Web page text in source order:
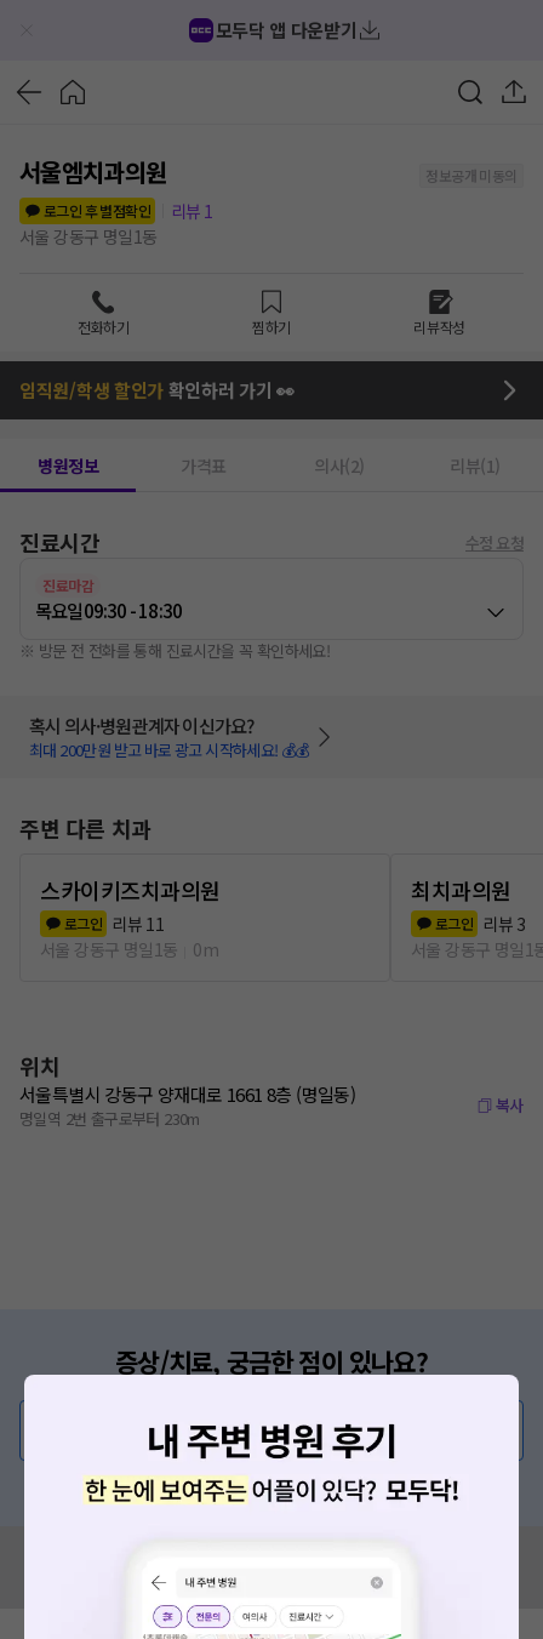
모두닥 앱 다운받기
서울엠치과의원
정보공개 미동의
로그인 후 별점확인
리뷰 1
서울 강동구 명일1동
전화하기 찜하기 리뷰작성
임직원/학생 할인가확인하러 가기 👀
병원정보 가격표 의사(2) 리뷰(1)
진료시간 수정 요청
진료마감
목요일09:30 - 18:30
※ 방문 전 전화를 통해 진료시간을 꼭 확인하세요!
혹시 의사·병원관계자 이신가요?
최대 200만원 받고 바로 광고 시작하세요! 💰💰
주변 다른 치과
스카이키즈치과의원
로그인 리뷰 11
서울 강동구 명일1동
0m
최치과의원
로그인 리뷰 3
서울 강동구 명일1
위치
서울특별시 강동구 양재대로 1661 8층 (명일동)
명일역 2번 출구로부터 230m
복사
증상/치료, 궁금한 점이 있나요?
💬 무엇이든 물어보세요
혹은, 의료상담 서비스에 다양한 게시글 보러가기
모두닥 팀에 알려주세요!